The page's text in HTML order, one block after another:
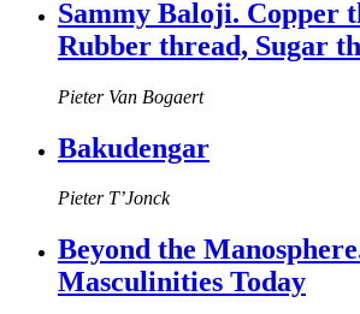
Sammy Baloji. Copper
Rubber thread, Sugar
Pieter Van Bogaert
Bakudengar
Pieter T’Jonck
Beyond the
Masculinities Today